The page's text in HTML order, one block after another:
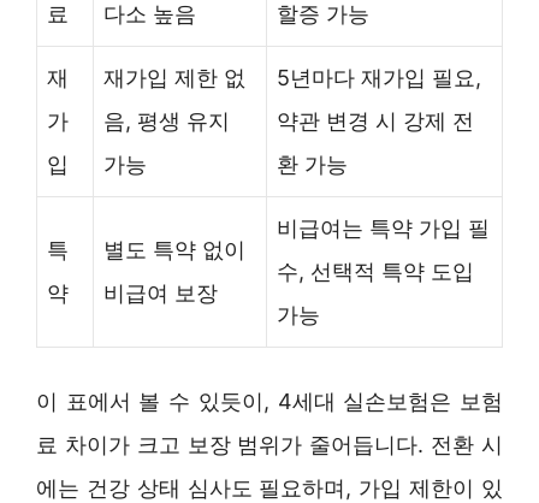
료
다소 높음
할증 가능
재
가
입
재가입 제한 없
음, 평생 유지
가능
5년마다 재가입 필요,
약관 변경 시 강제 전
환 가능
특
약
별도 특약 없이
비급여 보장
비급여는 특약 가입 필
수, 선택적 특약 도입
가능
이 표에서 볼 수 있듯이, 4세대 실손보험은 보험
료 차이가 크고 보장 범위가 줄어듭니다. 전환 시
에는 건강 상태 심사도 필요하며, 가입 제한이 있